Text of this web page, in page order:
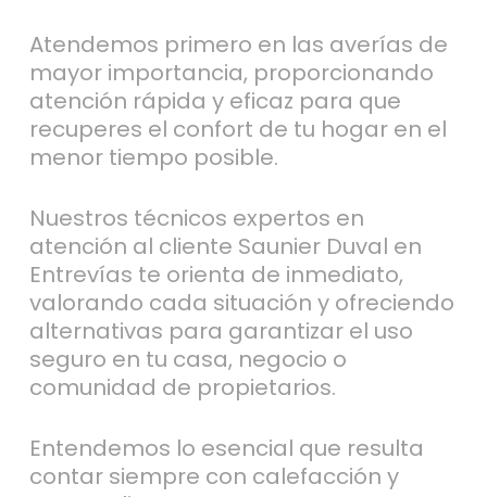
Atendemos primero en las averías de
mayor importancia, proporcionando
atención rápida y eficaz para que
recuperes el confort de tu hogar en el
menor tiempo posible.
Nuestros técnicos expertos en
atención al cliente Saunier Duval en
Entrevías te orienta de inmediato,
valorando cada situación y ofreciendo
alternativas para garantizar el uso
seguro en tu casa, negocio o
comunidad de propietarios.
Entendemos lo esencial que resulta
contar siempre con calefacción y